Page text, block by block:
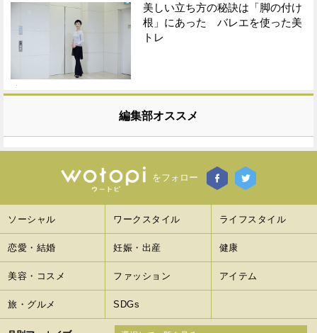
美しい立ち方の秘訣は「脚の付け
根」にあった バレエを使った美
トレ
編集部オススメ
をフォロー
ソーシャル ワークスタイル ライフスタイル
恋愛・結婚 妊娠・出産 健康
美容・コスメ ファッション アイテム
旅・グルメ SDGs